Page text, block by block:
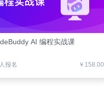
AI 编程实战课
报名 ￥158.00